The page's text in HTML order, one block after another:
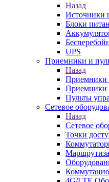
Назад
Источники
Блоки
UPS
Приемники и
Назад
Приемники
Приемники
Пульты
Сетевое
Назад
Сетевое
Точки